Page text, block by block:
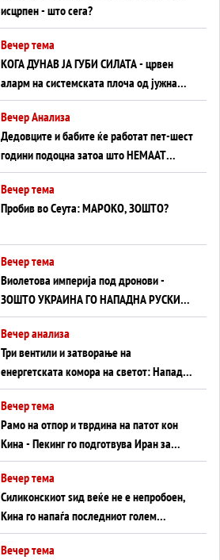
исцрпен - што сега?
Вечер тема
КОГА ДУНАВ ЈА ГУБИ СИЛАТА - црвен
аларм на системската плоча од јужна
Германија до Црното Море...
Вечер Анализа
Дедовците и бабите ќе работат пет-шест
години подоцна затоа што НЕМААТ
ВНУЦИ ДА ГИ ЗАМЕНАТ
Вечер тема
Пробив во Сеута: МАРОКО, ЗОШТО?
Вечер тема
Виолетова империја под дронови -
ЗОШТО УКРАИНА ГО НАПАДНА РУСКИОТ
WILDBERRIES
Вечер анализа
Три вентили и затворање на
енергетската комора на светот: Нападот
во Суец најавува глобален енергетски
инфаркт?
Вечер тема
Рамо на отпор и тврдина на патот кон
Кина - Пекинг го подготвува Иран за
американска копнена инвазија
Вечер тема
Силиконскиот ѕид веќе не е непробоен,
Кина го напаѓа последниот голем
монопол на Западот?
Вечер тема